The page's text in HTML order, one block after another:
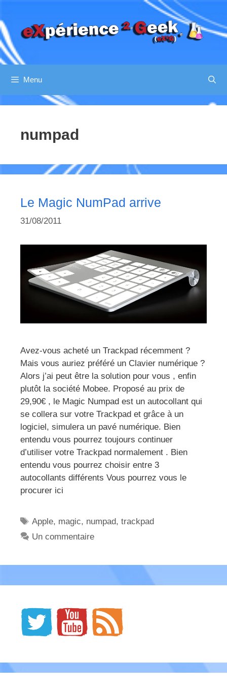
au
contenu
Menu
numpad
Le Magic NumPad arrive
31/08/2011
Avez-vous acheté un Trackpad récemment ?
Mais vous auriez préféré un Clavier numérique ?
Alors j’ai peut être la solution pour vous , enfin
plutôt la société Mobee. Proposé au prix de
29,90€ , le Magic Numpad est un autocollant qui
se collera sur votre Trackpad et grâce à un
logiciel, simulera un pavé numérique. Bien
entendu vous pourrez toujours continuer
d’utiliser votre Trackpad normalement . Bien
entendu vous pourrez choisir entre 3
autocollants différents Vous pourrez vous le
procurer ici
Étiquettes
Apple, magic, numpad,trackpad
Un commentaire